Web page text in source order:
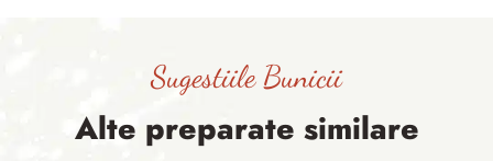
Sugestiile Bunicii
Alte preparate similare